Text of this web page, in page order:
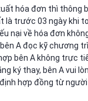
hóa đơn thì thông
là trước 03 ngày khi
nại về hóa đơn
A đọc kỹ chương
bên A không trực
ký thay, bên A vui
hợp đồng từ